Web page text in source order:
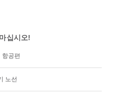
십시오!
항공편
노선